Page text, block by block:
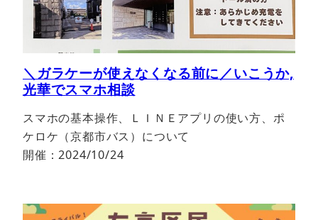
＼ガラケーが使えなくなる前に／いこうか,
光華でスマホ相談
スマホの基本操作、ＬＩＮＥアプリの使い方、ポ
ケロケ（京都市バス）について
開催：2024/10/24